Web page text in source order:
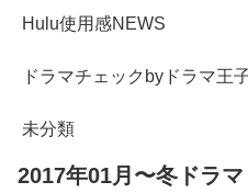
Hulu使用感NEWS
ドラマチェックbyドラマ王
未分類
2017年01月〜冬ドラマ